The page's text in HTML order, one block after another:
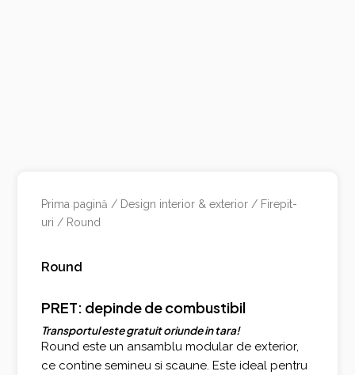
Prima pagină / Design interior & exterior / Firepit-
uri / Round
Round
PRET: depinde de combustibil
Transportul este gratuit oriunde in tara!
Round este un ansamblu modular de exterior,
ce contine semineu si scaune. Este ideal pentru